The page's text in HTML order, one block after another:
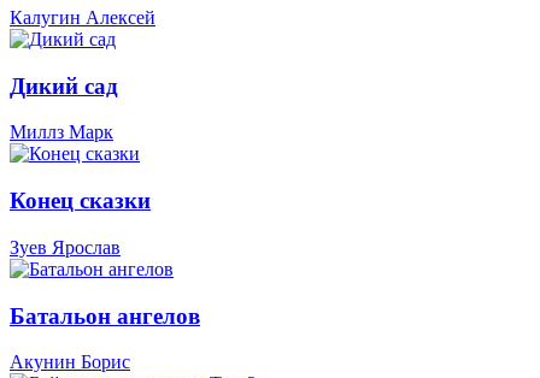
Калугин Алексей
Дикий сад
Миллз Марк
Конец сказки
Зуев Ярослав
Батальон ангелов
Акунин Борис